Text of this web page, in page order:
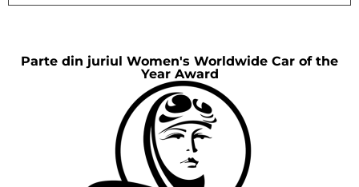
Parte din juriul Women's Worldwide Car of the
Year Award